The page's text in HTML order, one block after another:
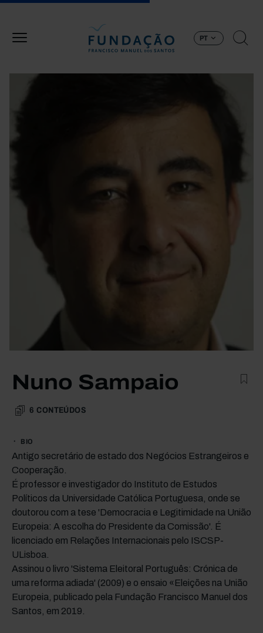
PT
Nuno Sampaio
6 CONTEÚDOS
BIO
Antigo secretário de estado dos Negócios Estrangeiros e
Cooperação.
É professor e investigador do Instituto de Estudos
Políticos da Universidade Católica Portuguesa, onde se
doutorou com a tese 'Democracia e Legitimidade na União
Europeia: A escolha do Presidente da Comissão'. É
licenciado em Relações Internacionais pelo ISCSP-
ULisboa.
Assinou o livro 'Sistema Eleitoral Português: Crónica de
uma reforma adiada' (2009) e o ensaio «Eleições na União
Europeia, publicado pela Fundação Francisco Manuel dos
Santos, em 2019.